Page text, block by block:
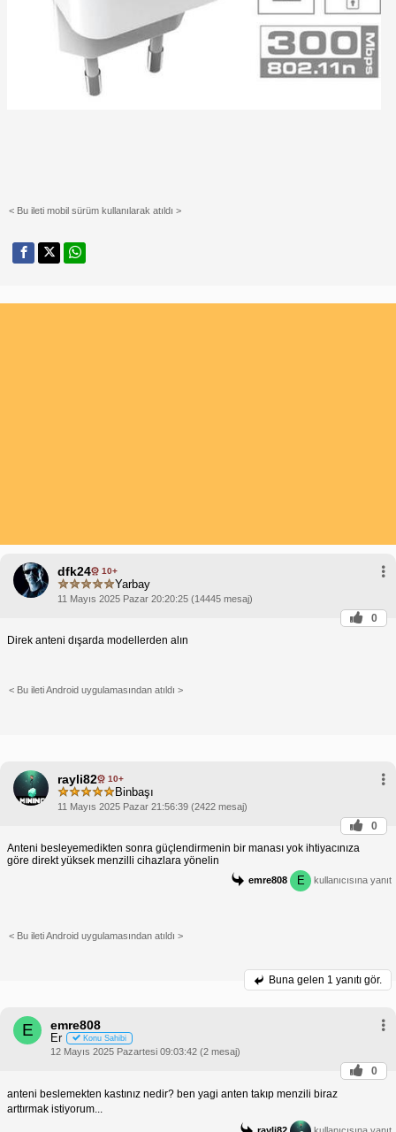
< Bu ileti mobil sürüm kullanılarak atıldı >
dfk24 10+
Yarbay
11 Mayıs 2025 Pazar 20:20:25 (14445 mesaj)
0
Direk anteni dışarda modellerden alın
< Bu ileti Android uygulamasından atıldı >
rayli82 10+
Binbaşı
11 Mayıs 2025 Pazar 21:56:39 (2422 mesaj)
0
Anteni besleyemedikten sonra güçlendirmenin bir manası yok ihtiyacınıza
göre direkt yüksek menzilli cihazlara yönelin
emre808 E kullanıcısına yanıt
< Bu ileti Android uygulamasından atıldı >
Buna gelen 1 yanıtı gör.
E emre808
Er Konu Sahibi
12 Mayıs 2025 Pazartesi 09:03:42 (2 mesaj)
0
anteni beslemekten kastınız nedir? ben yagi anten takıp menzili biraz
arttırmak istiyorum...